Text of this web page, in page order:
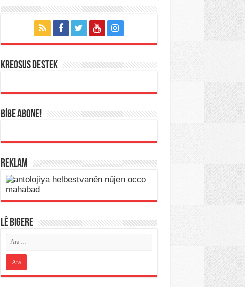
KREOSUS DESTEK
BİBE ABONE!
REKLAM
LÊ BIGERE